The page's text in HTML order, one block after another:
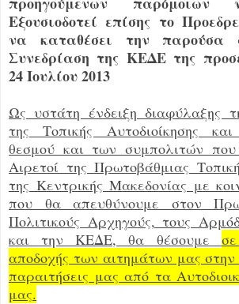
Εξουσιοδοτεί επίσης το
να καταθέσει την παρούσα
Συνεδρίαση της ΚΕΔΕ της
24 Ιουλίου 2013
Ως υστάτη ένδειξη διαφύλαξης
της Τοπικής Αυτοδιοίκησης
θεσμού και των συμπολιτών που
Αιρετοί της Πρωτοβάθμιας
της Κεντρικής Μακεδονίας με
που θα απευθύνουμε στον
Πολιτικούς Αρχηγούς, τους
και την ΚΕΔΕ, θα θέσουμε
αποδοχής των αιτημάτων μας στην
παραιτήσεις μας από τα
μας.